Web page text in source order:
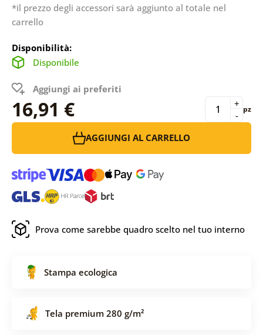
*il prezzo degli accessori sarà aggiunto al totale nel
carrello
Disponibilità:
Disponibile
Aggiungi ai preferiti
16,91 € -
+ pz
AGGIUNGI AL CARRELLO
Prova come sarebbe quadro scelto nel tuo interno
Stampa ecologica
Tela premium 280 g/m²